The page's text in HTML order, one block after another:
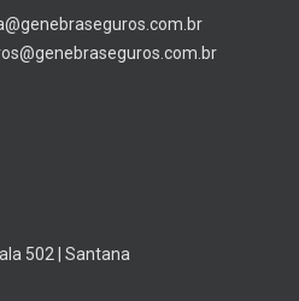
502 | Santana